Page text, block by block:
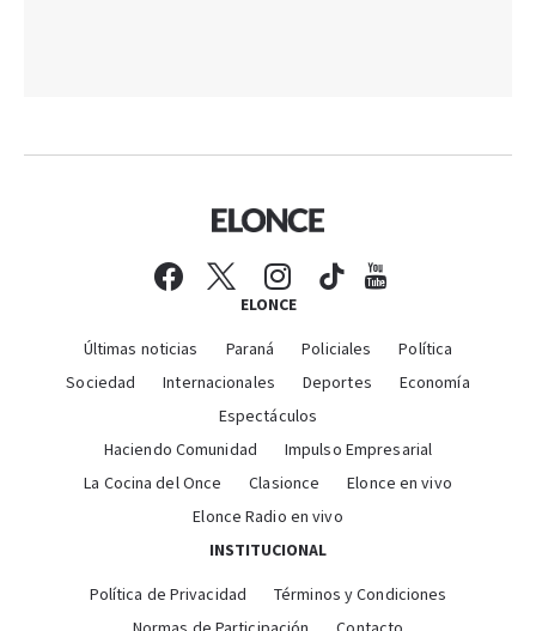
ELONCE
Últimas noticias Paraná Policiales
Política
Sociedad
Internacionales Deportes
Economía
Espectáculos
Haciendo Comunidad
Impulso Empresarial
La Cocina del Once
Clasionce
Elonce en vivo
Elonce Radio en vivo
INSTITUCIONAL
Política de Privacidad
Términos y Condiciones